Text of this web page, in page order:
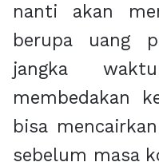
nanti akan
berupa uang
jangka
membedakan
bisa
sebelum masa